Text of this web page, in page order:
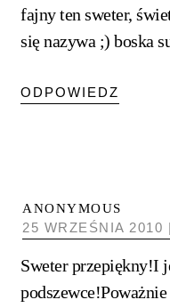
fajny ten sweter,
się nazywa ;) boska
ODPOWIEDZ
ANONYMOUS
25 WRZEŚNIA 2010
Sweter przepiękny!I